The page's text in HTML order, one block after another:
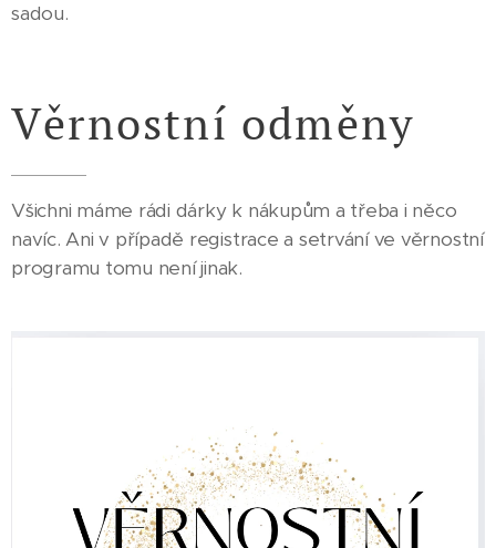
sadou.
Věrnostní odměny
Všichni máme rádi dárky k nákupům a třeba i něco
navíc. Ani v případě registrace a setrvání ve věrnostní
programu tomu není jinak.